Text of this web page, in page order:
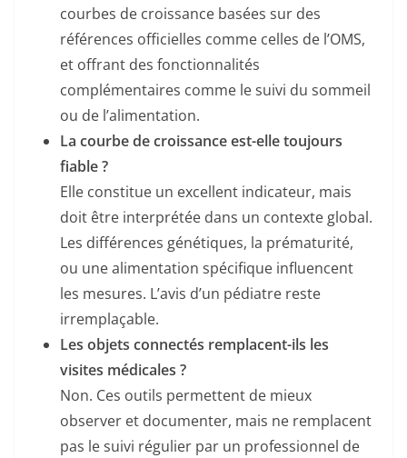
courbes de croissance basées sur des
références officielles comme celles de l’OMS,
et offrant des fonctionnalités
complémentaires comme le suivi du sommeil
ou de l’alimentation.
La courbe de croissance est-elle toujours
fiable ?
Elle constitue un excellent indicateur, mais
doit être interprétée dans un contexte global.
Les différences génétiques, la prématurité,
ou une alimentation spécifique influencent
les mesures. L’avis d’un pédiatre reste
irremplaçable.
Les objets connectés remplacent-ils les
visites médicales ?
Non. Ces outils permettent de mieux
observer et documenter, mais ne remplacent
pas le suivi régulier par un professionnel de